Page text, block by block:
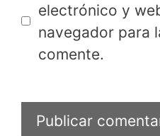
electrónico y
navegador para
comente.